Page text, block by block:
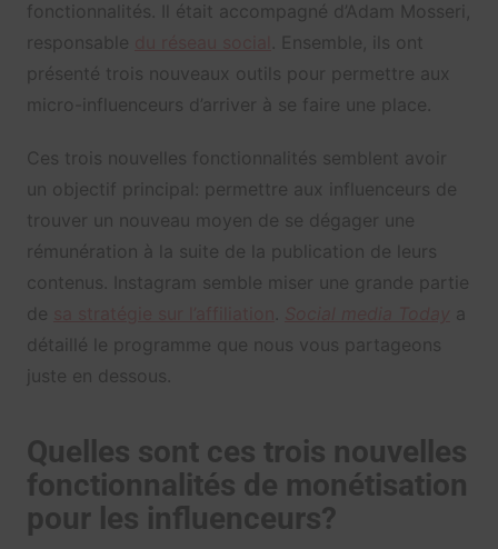
fonctionnalités. Il était accompagné d’Adam Mosseri,
responsable
. Ensemble, ils ont
présenté trois nouveaux outils pour permettre aux
micro-influenceurs d’arriver à se faire une place.
Ces trois nouvelles fonctionnalités semblent avoir
un objectif principal: permettre aux influenceurs de
trouver un nouveau moyen de se dégager une
rémunération à la suite de la publication de leurs
contenus. Instagram semble miser une grande partie
de
a
détaillé le programme que nous vous partageons
juste en dessous.
Quelles sont ces trois nouvelles
fonctionnalités de monétisation
pour les influenceurs?